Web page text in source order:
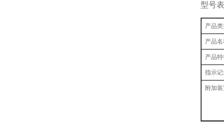
型号
产品
产品
产品
指示
附加